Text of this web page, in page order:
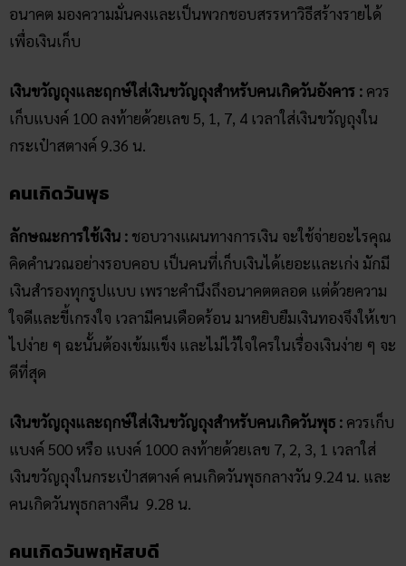
อนาคต มองความมั่นคงและเป็นพวกชอบสรรหาวิธีสร้างรายได้
เพื่อเงินเก็บ
เงินขวัญ​ถุงและฤกษ์ใส่เงินขวัญถุงสำหรับคนเกิดวันอังคาร : ควร
เก็บแบงค์ 100 ลงท้ายด้วยเลข 5, 1, 7, 4 เวลาใส่เงินขวัญถุงใน
กระเป๋าสตางค์ 9.36 น.
คนเกิดวันพุธ
ลักษณะการใช้เงิน : ชอบวางแผนทางการเงิน จะใช้จ่ายอะไรคุณ
คิดคำนวณอย่างรอบคอบ เป็นคนที่เก็บเงินได้เยอะและเก่ง มักมี
เงินสำรองทุกรูปแบบ เพราะคำนึงถึงอนาคตตลอด แต่ด้วยความ
ใจดีและขี้เกรงใจ เวลามีคนเดือดร้อน มาหยิบยืมเงินทองจึงให้เขา
ไปง่าย ๆ ฉะนั้นต้องเข้มแข็ง และไม่ไว้ใจใครในเรื่องเงินง่าย ๆ จะ
ดีที่สุด
เงินขวัญ​ถุงและฤกษ์ใส่เงินขวัญถุงสำหรับคนเกิดวันพุธ : ควรเก็บ
แบงค์ 500 หรือ แบงค์ 1000 ลงท้ายด้วยเลข 7, 2, 3, 1 เวลาใส่
เงินขวัญถุงในกระเป๋าสตางค์ คนเกิดวันพุธกลางวัน 9.24 น. และ
คนเกิดวันพุธกลางคืน 9.28 น.
คนเกิดวันพฤหัสบดี